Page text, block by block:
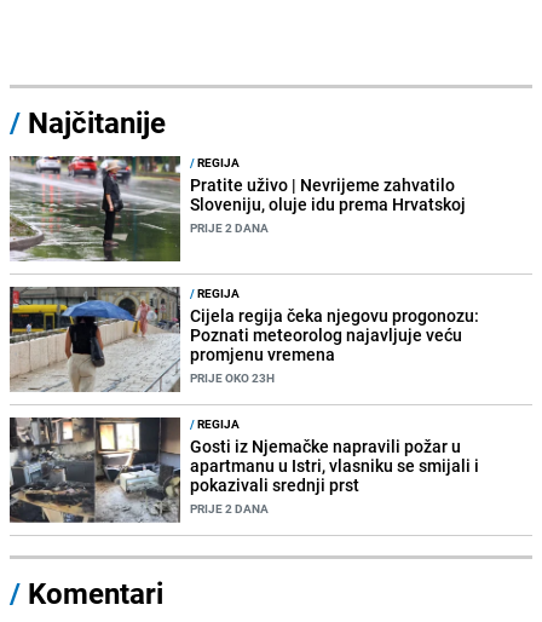
/ Najčitanije
/REGIJA
Pratite uživo | Nevrijeme zahvatilo
Sloveniju, oluje idu prema Hrvatskoj
PRIJE 2 DANA
/REGIJA
Cijela regija čeka njegovu progonozu:
Poznati meteorolog najavljuje veću
promjenu vremena
PRIJE OKO 23H
/REGIJA
Gosti iz Njemačke napravili požar u
apartmanu u Istri, vlasniku se smijali i
pokazivali srednji prst
PRIJE 2 DANA
/ Komentari